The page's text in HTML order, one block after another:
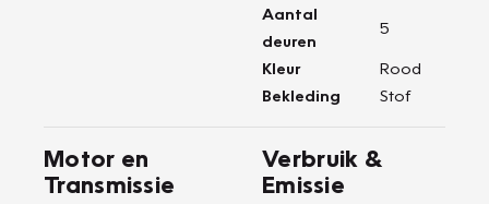
Aantal
deuren
5
Kleur
Rood
Bekleding
Stof
Motor en
Transmissie
Verbruik &
Emissie